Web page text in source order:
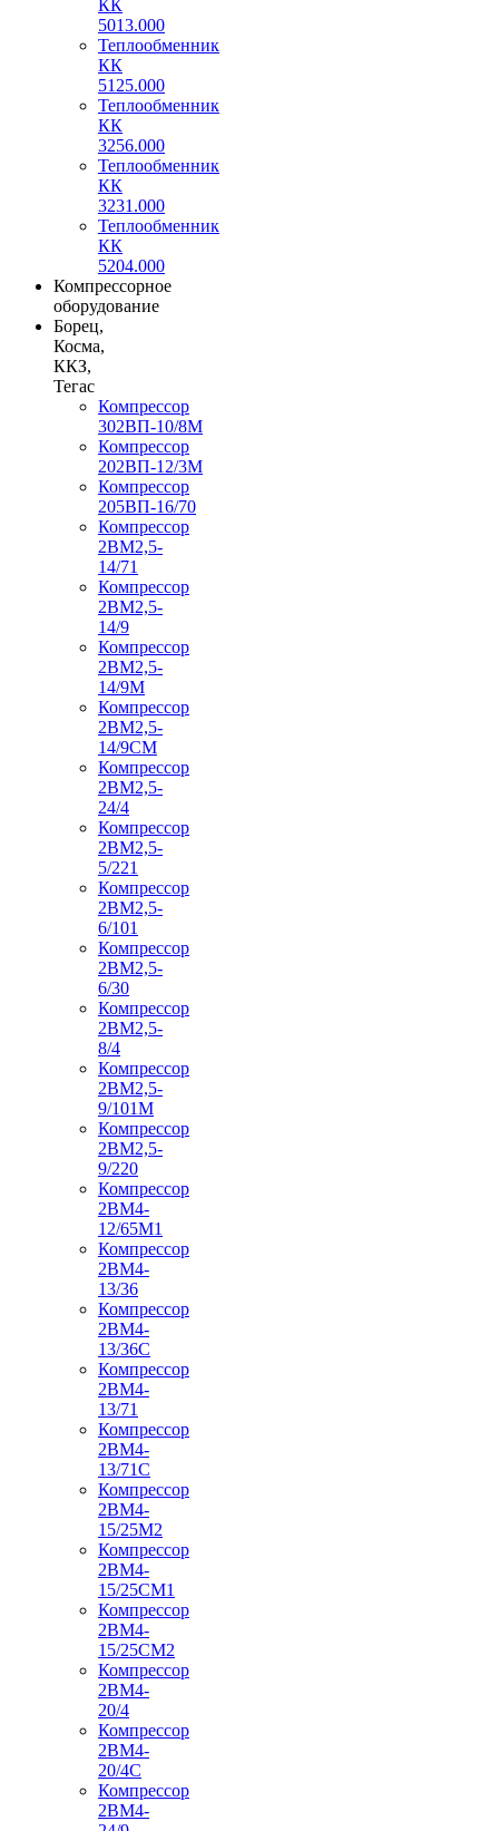
КК
5013.000
Теплообменник
КК
5125.000
Теплообменник
КК
3256.000
Теплообменник
КК
3231.000
Теплообменник
КК
5204.000
Компрессорное
оборудование
Борец,
Косма,
ККЗ,
Тегас
Компрессор
302ВП-10/8М
Компрессор
202ВП-12/3М
Компрессор
205ВП-16/70
Компрессор
2ВМ2,5-
14/71
Компрессор
2ВМ2,5-
14/9
Компрессор
2ВМ2,5-
14/9М
Компрессор
2ВМ2,5-
14/9СМ
Компрессор
2ВМ2,5-
24/4
Компрессор
2ВМ2,5-
5/221
Компрессор
2ВМ2,5-
6/101
Компрессор
2ВМ2,5-
6/30
Компрессор
2ВМ2,5-
8/4
Компрессор
2ВМ2,5-
9/101М
Компрессор
2ВМ2,5-
9/220
Компрессор
2ВМ4-
12/65М1
Компрессор
2ВМ4-
13/36
Компрессор
2ВМ4-
13/36С
Компрессор
2ВМ4-
13/71
Компрессор
2ВМ4-
13/71С
Компрессор
2ВМ4-
15/25М2
Компрессор
2ВМ4-
15/25СМ1
Компрессор
2ВМ4-
15/25СМ2
Компрессор
2ВМ4-
20/4
Компрессор
2ВМ4-
20/4С
Компрессор
2ВМ4-